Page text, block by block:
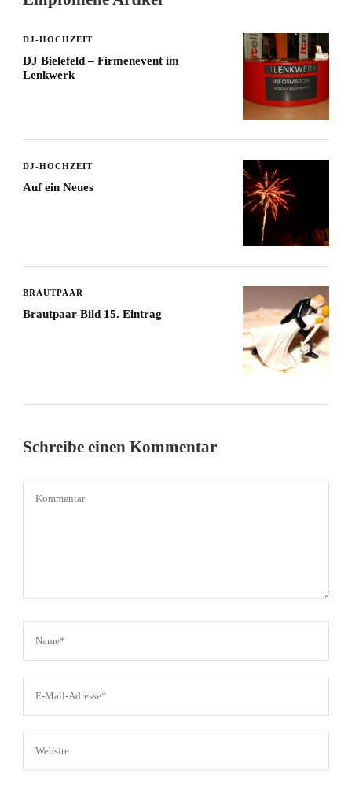
DJ-HOCHZEIT
DJ Bielefeld – Firmenevent im
Lenkwerk
DJ-HOCHZEIT
Auf ein Neues
BRAUTPAAR
Brautpaar-Bild 15. Eintrag
Schreibe einen Kommentar